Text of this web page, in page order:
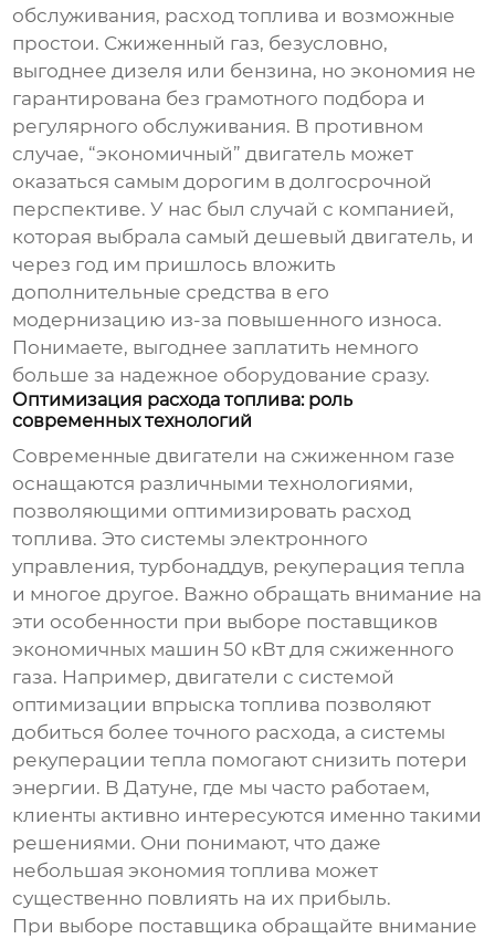
обслуживания, расход топлива и возможные
простои. Сжиженный газ, безусловно,
выгоднее дизеля или бензина, но экономия не
гарантирована без грамотного подбора и
регулярного обслуживания. В противном
случае, “экономичный” двигатель может
оказаться самым дорогим в долгосрочной
перспективе. У нас был случай с компанией,
которая выбрала самый дешевый двигатель, и
через год им пришлось вложить
дополнительные средства в его
модернизацию из-за повышенного износа.
Понимаете, выгоднее заплатить немного
больше за надежное оборудование сразу.
Оптимизация расхода топлива: роль
современных технологий
Современные двигатели на сжиженном газе
оснащаются различными технологиями,
позволяющими оптимизировать расход
топлива. Это системы электронного
управления, турбонаддув, рекуперация тепла
и многое другое. Важно обращать внимание на
эти особенности при выборе поставщиков
экономичных машин 50 кВт для сжиженного
газа. Например, двигатели с системой
оптимизации впрыска топлива позволяют
добиться более точного расхода, а системы
рекуперации тепла помогают снизить потери
энергии. В Датуне, где мы часто работаем,
клиенты активно интересуются именно такими
решениями. Они понимают, что даже
небольшая экономия топлива может
существенно повлиять на их прибыль.
При выборе поставщика обращайте внимание